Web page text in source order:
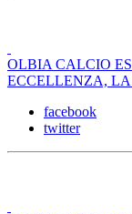
OLBIA CALCIO
ECCELLENZA,
facebook
twitter